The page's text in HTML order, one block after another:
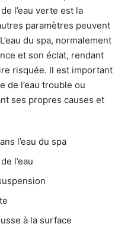
l’eau verte est la
paramètres peuvent
du spa, normalement
et son éclat, rendant
risquée. Il est important
de l’eau trouble ou
ses propres causes et
l’eau du spa
l’eau
à la surface